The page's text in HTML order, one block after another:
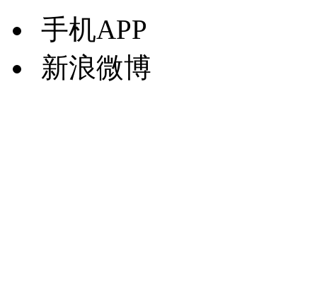
手机APP
新浪微博